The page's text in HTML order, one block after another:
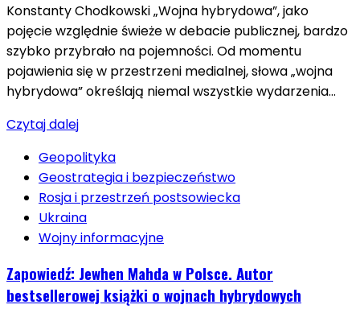
Konstanty Chodkowski „Wojna hybrydowa”, jako
pojęcie względnie świeże w debacie publicznej, bardzo
szybko przybrało na pojemności. Od momentu
pojawienia się w przestrzeni medialnej, słowa „wojna
hybrydowa” określają niemal wszystkie wydarzenia…
Czytaj dalej
Geopolityka
Geostrategia i bezpieczeństwo
Rosja i przestrzeń postsowiecka
Ukraina
Wojny informacyjne
Zapowiedź: Jewhen Mahda w Polsce. Autor
bestsellerowej książki o wojnach hybrydowych